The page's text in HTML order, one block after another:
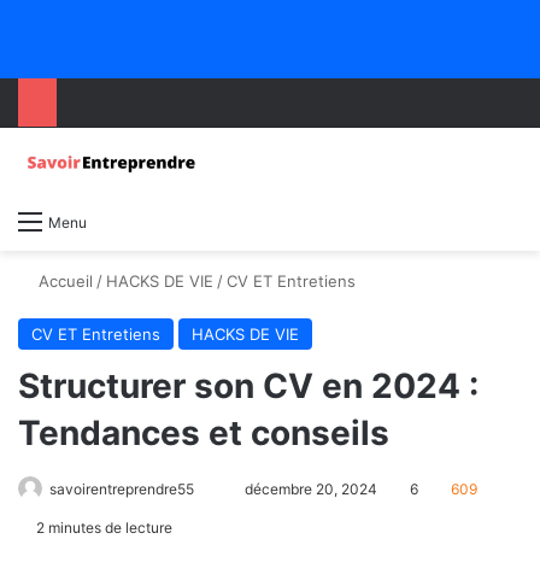
Menu
Accueil / HACKS DE VIE /CV ET Entretiens
CV ET Entretiens HACKS DE VIE
Structurer son CV en 2024 :
Tendances et conseils
savoirentreprendre55 décembre 20, 2024 6 609
2 minutes de lecture